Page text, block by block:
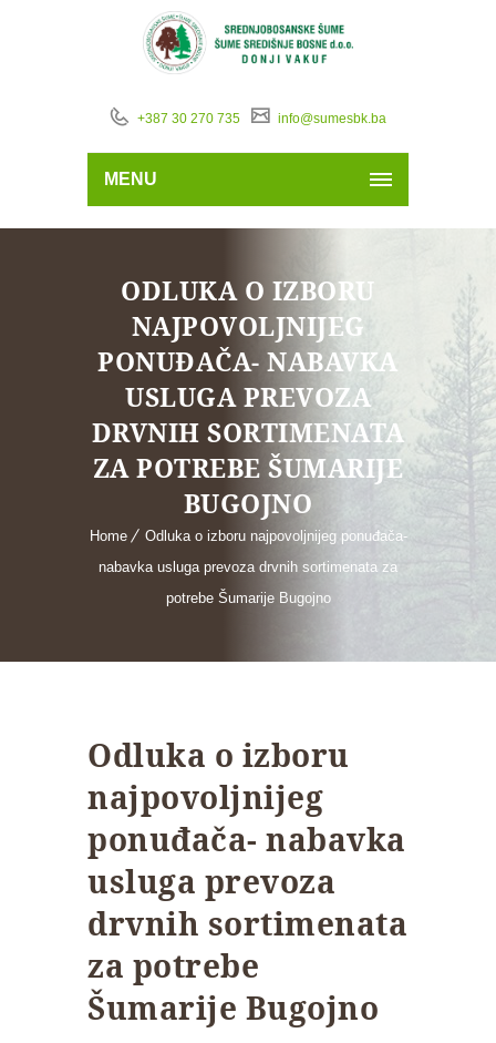
+387 30 270 735 info@sumesbk.ba
MENU
ODLUKA O IZBORU
NAJPOVOLJNIJEG
PONUĐAČA- NABAVKA
USLUGA PREVOZA
DRVNIH SORTIMENATA
ZA POTREBE ŠUMARIJE
BUGOJNO
Home
Odluka o izboru najpovoljnijeg ponuđača-
nabavka usluga prevoza drvnih sortimenata za
potrebe Šumarije Bugojno
Odluka o izboru
najpovoljnijeg
ponuđača- nabavka
usluga prevoza
drvnih sortimenata
za potrebe
Šumarije Bugojno